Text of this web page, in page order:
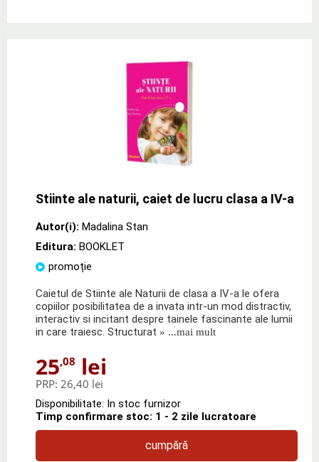
Stiinte ale naturii, caiet de lucru clasa a IV-a
Autor(i): Madalina Stan
Editura: BOOKLET
promoție
Caietul de Stiinte ale Naturii de clasa a IV-a le ofera
copiilor posibilitatea de a invata intr-un mod distractiv,
interactiv si incitant despre tainele fascinante ale lumii
in care traiesc. Structurat » ...mai mult
25,08 lei
PRP: 26,40 lei
Disponibilitate: In stoc furnizor
Timp confirmare stoc: 1 - 2 zile lucratoare
cumpără